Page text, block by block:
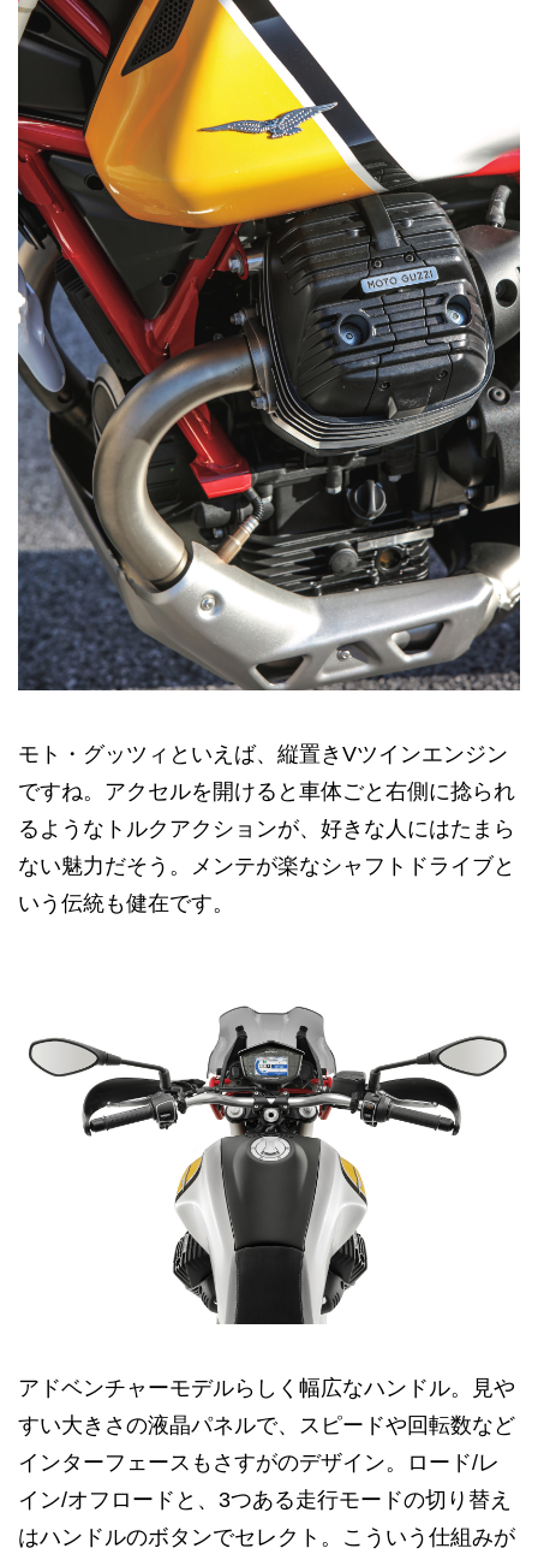
モト・グッツィといえば、縦置きVツインエンジン
ですね。アクセルを開けると車体ごと右側に捻られ
るようなトルクアクションが、好きな人にはたまら
ない魅力だそう。メンテが楽なシャフトドライブと
いう伝統も健在です。
アドベンチャーモデルらしく幅広なハンドル。見や
すい大きさの液晶パネルで、スピードや回転数など
インターフェースもさすがのデザイン。ロード/レ
イン/オフロードと、3つある走行モードの切り替え
はハンドルのボタンでセレクト。こういう仕組みが